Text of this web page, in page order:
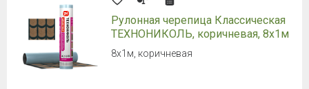
Рулонная черепица Классическая
ТЕХНОНИКОЛЬ, коричневая, 8х1м
8х1м, коричневая